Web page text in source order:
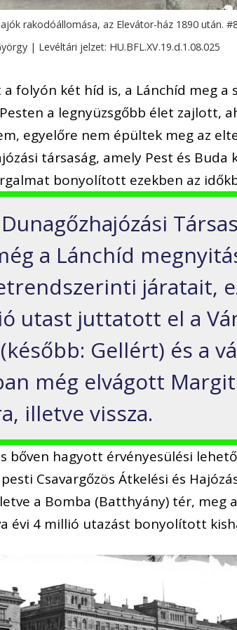
rakodóállomása, az Elevátor-ház 1890 után.
| Levéltári jelzet: HU.BFL.XV.19.d.1.08.025
a folyón két híd is, a Lánchíd meg
a legnyüzsgőbb élet zajlott,
egyelőre nem épültek meg az
társaság, amely Pest és
bonyolított ezekben az
a Lánchíd
járatait,
utast juttatott el a
Gellért) és a
még elvágott
illetve vissza.
bőven hagyott érvényesülési
Csavargőzös Átkelési és
a Bomba (Batthyány) tér, meg
évi 4 millió utazást bonyolított